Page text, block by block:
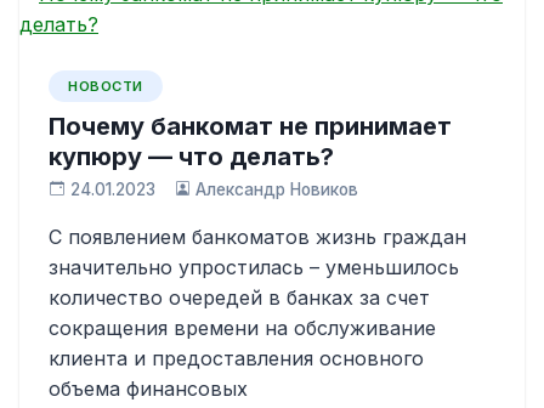
НОВОСТИ
Почему банкомат не принимает
купюру — что делать?
24.01.2023 Александр Новиков
С появлением банкоматов жизнь граждан
значительно упростилась – уменьшилось
количество очередей в банках за счет
сокращения времени на обслуживание
клиента и предоставления основного
объема финансовых